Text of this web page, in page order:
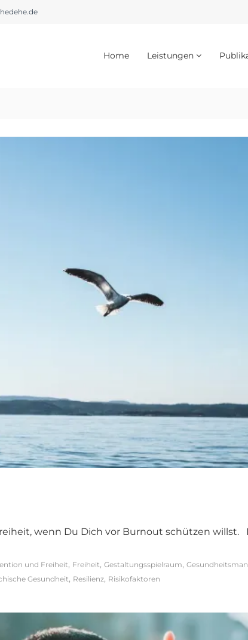
Home Leistungen
wenn Du Dich vor Burnout schützen willst.
und Freiheit, Freiheit, Gestaltungsspielraum,
Gesundheit, Resilienz, Risikofaktoren